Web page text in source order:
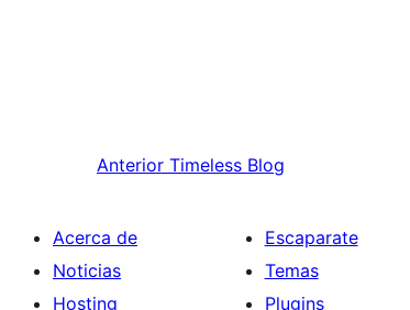
Anterior Timeless Blog
Acerca de
Noticias
Hosting
Escaparate
Temas
Plugins